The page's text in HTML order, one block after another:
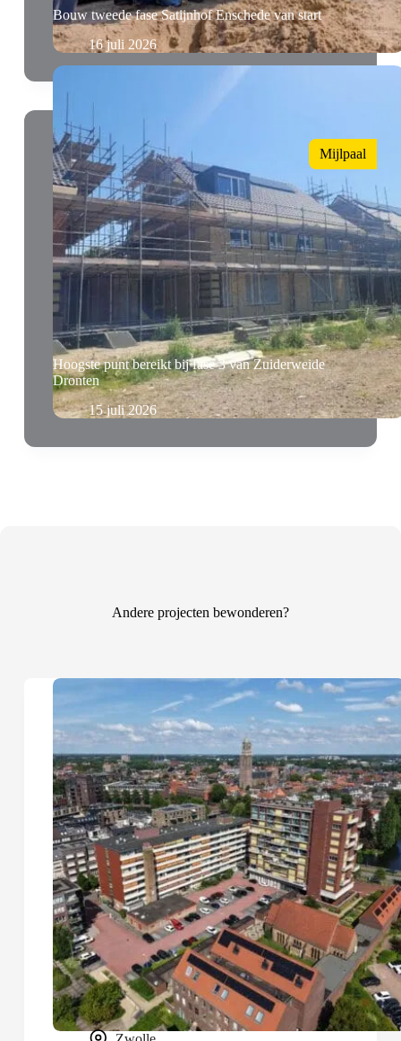
Bouw tweede fase Satijnhof Enschede van start
16 juli 2026
Mijlpaal
Hoogste punt bereikt bij fase 3 van Zuiderweide
Dronten
15 juli 2026
Andere projecten bewonderen?